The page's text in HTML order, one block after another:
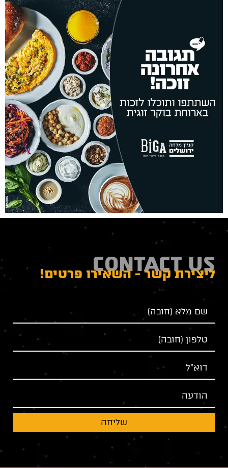
CONTACT US
ליצירת קשר - השאירו פרטים!
שליחה